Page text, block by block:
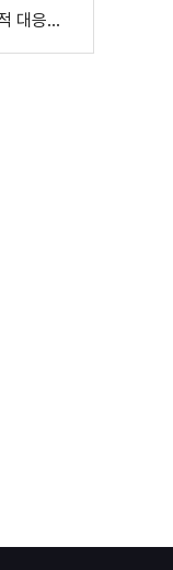
폭염 점검회의 주재···"전방위적 대응체계 가동"